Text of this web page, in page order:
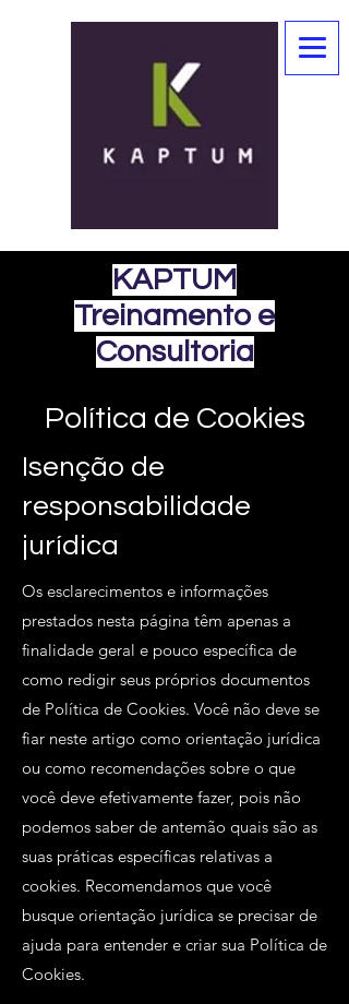
KAPTUM
Treinamento e
Consultoria
Política de Cookies
Isenção de
responsabilidade
jurídica
Os esclarecimentos e informações
prestados nesta página têm apenas a
finalidade geral e pouco específica de
como redigir seus próprios documentos
de Política de Cookies. Você não deve se
fiar neste artigo como orientação jurídica
ou como recomendações sobre o que
você deve efetivamente fazer, pois não
podemos saber de antemão quais são as
suas práticas específicas relativas a
cookies. Recomendamos que você
busque orientação jurídica se precisar de
ajuda para entender e criar sua Política de
Cookies.